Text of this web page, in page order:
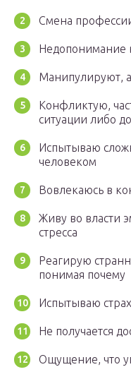
Смена
Недопонимание
Манипулируют,
Конфликтую,
ситуации либо
Испытываю
человеком
Вовлекаюсь в
Живу во власти
стресса
Реагирую
понимая почему
Испытываю
Не получается
Ощущение, что